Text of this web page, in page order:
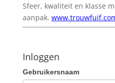
Sfeer, kwaliteit en klasse
aanpak.
Inloggen
Gebruikersnaam